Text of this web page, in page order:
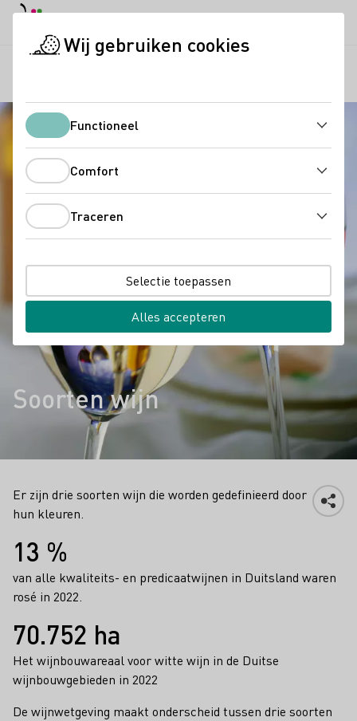
Soorten wijn
Er zijn drie soorten wijn die worden gedefinieerd door
hun kleuren.
Feiten
13 %
van alle kwaliteits- en predicaatwijnen in Duitsland waren
rosé in 2022.
70.752 ha
Het wijnbouwareaal voor witte wijn in de Duitse
wijnbouwgebieden in 2022
De wijnwetgeving maakt onderscheid tussen drie soorten
Wij gebruiken cookies
FunctioneelFunctioneel
Comfort
Traceren
Selectie toepassen
Alles accepteren